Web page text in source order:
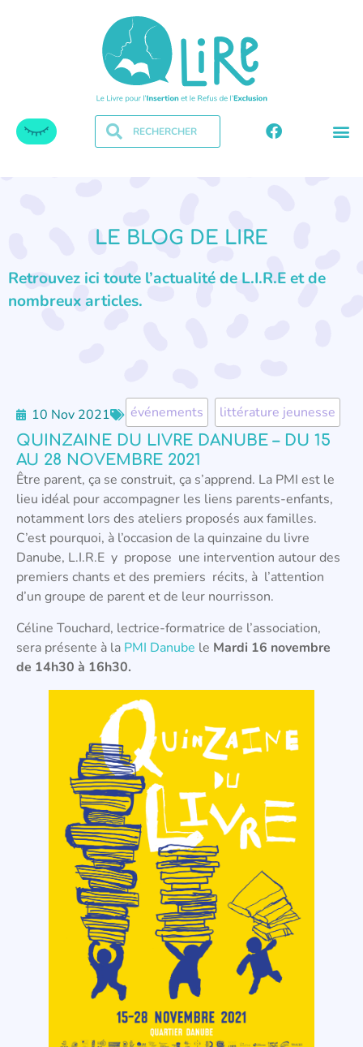
LE BLOG DE LIRE
Retrouvez ici toute l’actualité de L.I.R.E et de
nombreux articles.
10 Nov 2021 événements littérature jeunesse
QUINZAINE DU LIVRE DANUBE – DU 15
AU 28 NOVEMBRE 2021
Être parent, ça se construit, ça s’apprend. La PMI est le
lieu idéal pour accompagner les liens parents-enfants,
notamment lors des ateliers proposés aux familles.
C’est pourquoi, à l’occasion de la quinzaine du livre
Danube, L.I.R.E y propose une intervention autour des
premiers chants et des premiers récits, à l’attention
d’un groupe de parent et de leur nourrisson.
Céline Touchard, lectrice-formatrice de l’association,
sera présente à la PMI Danube le Mardi 16 novembre
de 14h30 à 16h30.